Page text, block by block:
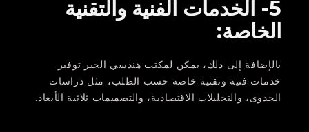
5- الخدمات الفنية والتقنية
الخاصة:
بالإضافة إلى ذلك، يمكن لمكتب هندسي الخبر توفير
خدمات فنية وتقنية خاصة حسب الطلب، مثل دراسات
الجدوى، والتحليلات الاقتصادية، والتصميمات ثلاثية الأبعاد.